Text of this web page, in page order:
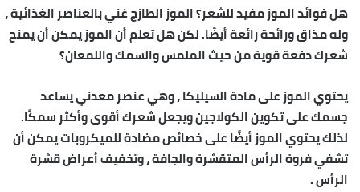
هل فوائد الموز مفيد للشعر؟ الموز الطازج غني بالعناصر الغذائية ،
وله مذاق ورائحة رائعة أيضًا. لكن هل تعلم أن الموز يمكن أن يمنح
شعرك دفعة قوية من حيث الملمس والسمك واللمعان؟
يحتوي الموز على مادة السيليكا ، وهي عنصر معدني يساعد
جسمك على تكوين الكولاجين ويجعل شعرك أقوى وأكثر سمكًا.
لذلك يحتوي الموز أيضًا على خصائص مضادة للميكروبات يمكن أن
تشفي فروة الرأس المتقشرة والجافة ، وتخفيف أعراض قشرة
الرأس .